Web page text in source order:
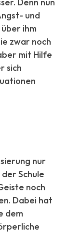
Denn nun
und
ihm
zwar noch
mit Hilfe
sich
nur
Schule
noch
Dabei hat
dem